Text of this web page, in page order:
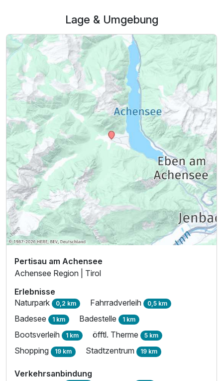
Für 7 Tage 314,70 €
Appartement Dachgeschoss
2 Erwachsene und 2 Kinder
Lage & Umgebung
Pertisau am Achensee
Achensee Region | Tirol
Erlebnisse
Naturpark 0,2 km Fahrradverleih 0,5 km
Badesee 1 km Badestelle 1 km
Bootsverleih 1 km öfftl. Therme 5 km
Shopping 19 km Stadtzentrum 19 km
Verkehrsanbindung